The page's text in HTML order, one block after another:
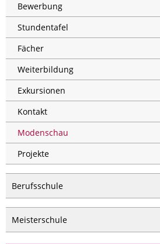
Bewerbung
Stundentafel
Fächer
Weiterbildung
Exkursionen
Kontakt
Modenschau
Projekte
Berufsschule
Meisterschule